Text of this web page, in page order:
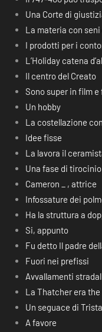
Una Corte di
La materia con seni
I prodotti per i
L’Holiday catena
Il centro del Creato
Sono super in film
Un hobby
La costellazione
Idee fisse
La lavora il
Una fase di tirocinio
Cameron _ , attrice
Infossature dei
Ha la struttura a
Si, appunto
Fu detto Il padre
Fuori nei prefissi
Avvallamenti
La Thatcher era the
Un seguace di
A favore